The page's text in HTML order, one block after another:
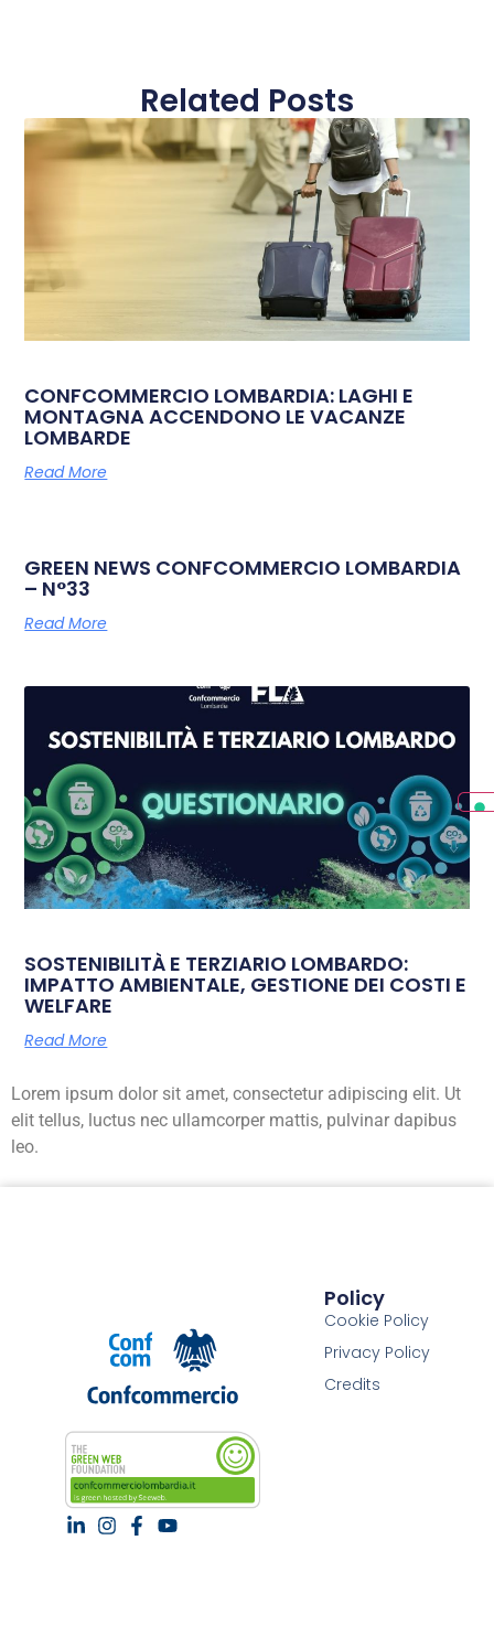
Related Posts
CONFCOMMERCIO LOMBARDIA: LAGHI E
MONTAGNA ACCENDONO LE VACANZE
LOMBARDE
Read More
GREEN NEWS CONFCOMMERCIO LOMBARDIA
– N°33
Read More
SOSTENIBILITÀ E TERZIARIO LOMBARDO:
IMPATTO AMBIENTALE, GESTIONE DEI COSTI E
WELFARE
Read More
Lorem ipsum dolor sit amet, consectetur adipiscing elit. Ut
elit tellus, luctus nec ullamcorper mattis, pulvinar dapibus
leo.
Policy
Cookie Policy
Privacy Policy
Credits